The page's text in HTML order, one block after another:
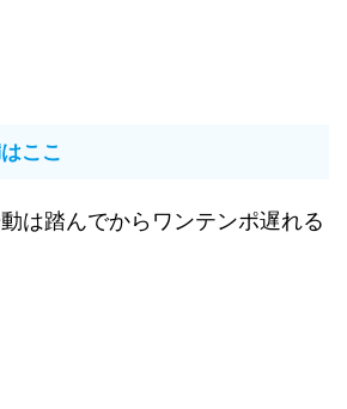
ここ
は踏んでからワンテンポ遅れる